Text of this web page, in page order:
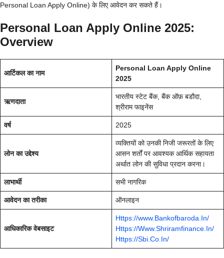
Personal Loan Apply Online) के लिए आवेदन कर सकते हैं।
Personal Loan Apply Online 2025:
Overview
आर्टिकल का नाम
Personal Loan Apply Online
2025
ऋणदाता
भारतीय स्टेट बैंक, बैंक ऑफ़ बडौदा,
श्रीराम फाइनेंस
वर्ष 2025
लोन का उद्देश्य
व्यक्तियों को उनकी निजी जरूरतों के लिए
आसन शर्तों पर आवश्यक आर्थिक सहायता
अर्थात लोन की सुविधा प्रदान करना।
लाभार्थी सभी नागरिक
आवेदन का तरीका ऑनलाइन
आधिकारिक वेबसाइट
Https://www.Bankofbaroda.In/
Https://Www.Shriramfinance.In/
Https://Sbi.Co.In/